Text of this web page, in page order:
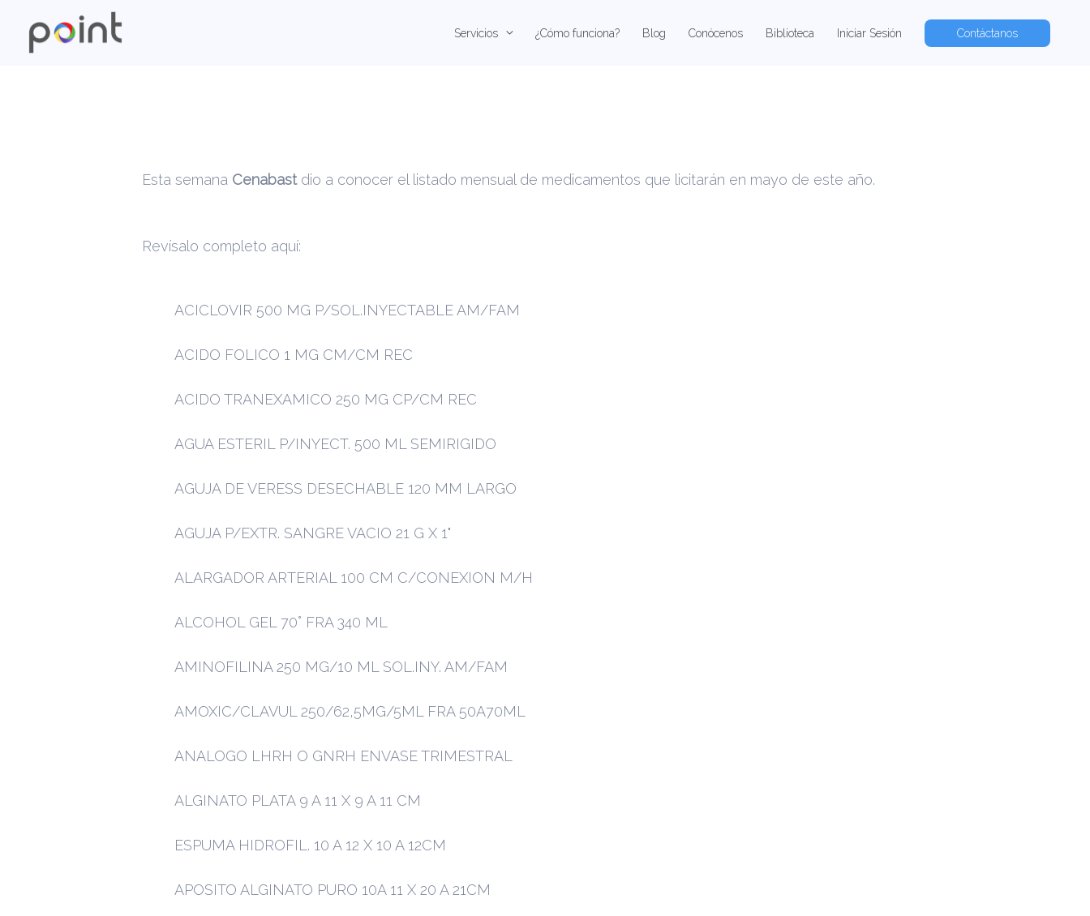
Servicios ¿Cómo funciona? Blog Conócenos Biblioteca Iniciar Sesión Contáctanos
Esta semana Cenabastdio a conocer el listado mensual de medicamentos que licitarán en mayo de este año.
Revísalo completo aquí:
ACICLOVIR 500 MG P/SOL.INYECTABLE AM/FAM
ACIDO FOLICO 1 MG CM/CM REC
ACIDO TRANEXAMICO 250 MG CP/CM REC
AGUA ESTERIL P/INYECT. 500 ML SEMIRIGIDO
AGUJA DE VERESS DESECHABLE 120 MM LARGO
AGUJA P/EXTR. SANGRE VACIO 21 G X 1"
ALARGADOR ARTERIAL 100 CM C/CONEXION M/H
ALCOHOL GEL 70° FRA 340 ML
AMINOFILINA 250 MG/10 ML SOL.INY. AM/FAM
AMOXIC/CLAVUL 250/62,5MG/5ML FRA 50A70ML
ANALOGO LHRH O GNRH ENVASE TRIMESTRAL
ALGINATO PLATA 9 A 11 X 9 A 11 CM
ESPUMA HIDROFIL. 10 A 12 X 10 A 12CM
APOSITO ALGINATO PURO 10A 11 X 20 A 21CM